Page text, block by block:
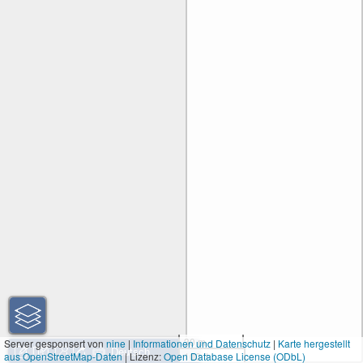
30 m
100 ft
Server gesponsert vonnine|Informationen und Datenschutz | Karte hergestellt
aus OpenStreetMap-Daten| Lizenz:Open Database License (ODbL)